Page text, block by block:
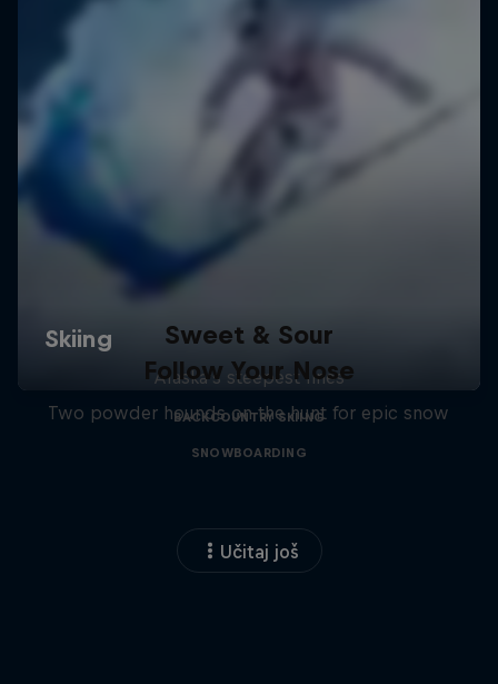
Sweet & Sour
Alaska's steepest lines
BACKCOUNTRY SKIING
Follow Your Nose
Two powder hounds on the hunt for epic snow
SNOWBOARDING
Učitaj još